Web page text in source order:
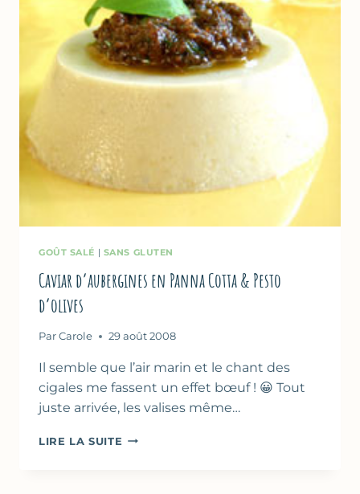
GOÛT SALÉ | SANS GLUTEN
Caviar d’aubergines en Panna Cotta & Pesto
d’olives
Par Carole 29 août 2008
Il semble que l’air marin et le chant des
cigales me fassent un effet bœuf ! 😀 Tout
juste arrivée, les valises même…
LIRE LA SUITE CAVIAR